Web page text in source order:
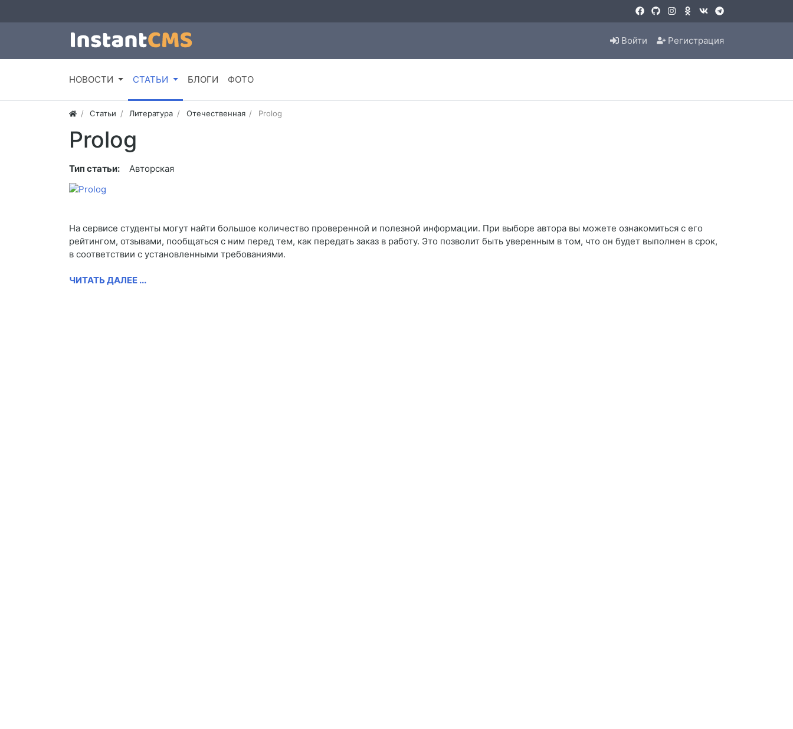
Войти Регистрация
НОВОСТИ СТАТЬИ БЛОГИ ФОТО
Статьи Литература Отечественная Prolog
Prolog
Тип статьи: Авторская
На сервисе студенты могут найти большое количество проверенной и полезной информации. При выборе автора вы можете ознакомиться с его
рейтингом, отзывами, пообщаться с ним перед тем, как передать заказ в работу. Это позволит быть уверенным в том, что он будет выполнен в срок,
в соответствии с установленными требованиями.
ЧИТАТЬ ДАЛЕЕ ...